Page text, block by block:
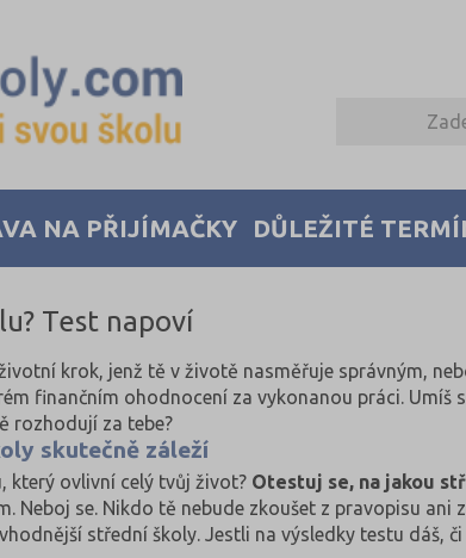
NA PŘIJÍMAČKY DŮLEŽITÉ
Test napoví
krok, jenž tě v životě nasměřuje správným,
finančním ohodnocení za vykonanou práci.
rozhodují za tebe?
skutečně záleží
který ovlivní celý tvůj život? Otestuj se, na jakou
Neboj se. Nikdo tě nebude zkoušet z pravopisu
střední školy. Jestli na výsledky testu dáš,